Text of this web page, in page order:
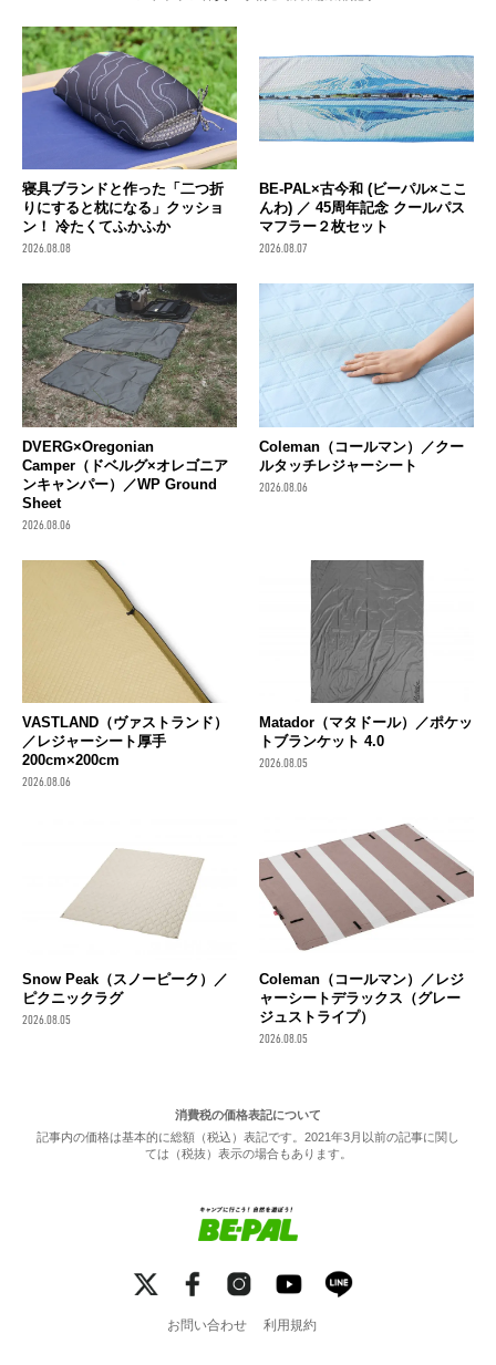
寝具ブランドと作った「二つ折
りにすると枕になる」クッショ
ン！ 冷たくてふかふか
2026.08.08
BE-PAL×古今和 (ビーパル×ここ
んわ) ／ 45周年記念 クールパス
マフラー２枚セット
2026.08.07
DVERG×Oregonian
Camper（ドベルグ×オレゴニア
ンキャンパー）／WP Ground
Sheet
2026.08.06
Coleman（コールマン）／クー
ルタッチレジャーシート
2026.08.06
VASTLAND（ヴァストランド）
／レジャーシート厚手
200cm×200cm
2026.08.06
Matador（マタドール）／ポケッ
トブランケット 4.0
2026.08.05
Snow Peak（スノーピーク）／
ピクニックラグ
2026.08.05
Coleman（コールマン）／レジ
ャーシートデラックス（グレー
ジュストライプ）
2026.08.05
消費税の価格表記について
記事内の価格は基本的に総額（税込）表記です。2021年3月以前の記事に関し
ては（税抜）表示の場合もあります。
お問い合わせ 利用規約